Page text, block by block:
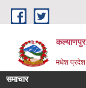
Skip to main content
कल्याणपुर
मधेश
समाचार